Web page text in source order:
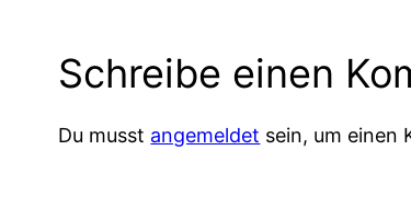
Schreibe einen
Du musst angemeldet sein, um einen